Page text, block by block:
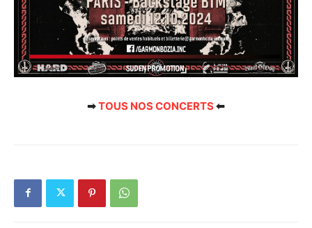
➡TOUS NOS CONCERTS⬅